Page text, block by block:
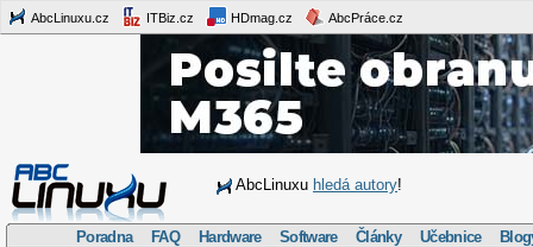
AbcLinuxu.cz ITBiz.cz HDmag.cz AbcPráce.cz
AbcLinuxu hledá autory!
Poradna FAQ Hardware Software Články Učebnice